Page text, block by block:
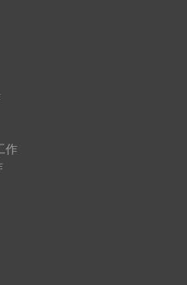
作